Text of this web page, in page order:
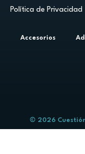
Política de Privacidad
Accesorios
© 2026